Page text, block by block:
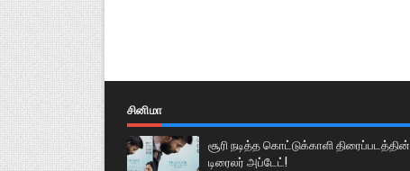
சினிமா
சூரி நடித்த கொட்டுக்காளி திரைப்படத்தின்
டிரைலர் அப்டேட்!